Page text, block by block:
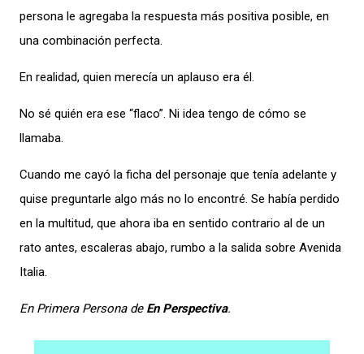
persona le agregaba la respuesta más positiva posible, en
una combinación perfecta.
En realidad, quien merecía un aplauso era él.
No sé quién era ese “flaco”. Ni idea tengo de cómo se
llamaba.
Cuando me cayó la ficha del personaje que tenía adelante y
quise preguntarle algo más no lo encontré. Se había perdido
en la multitud, que ahora iba en sentido contrario al de un
rato antes, escaleras abajo, rumbo a la salida sobre Avenida
Italia.
En Primera Persona de En Perspectiva.